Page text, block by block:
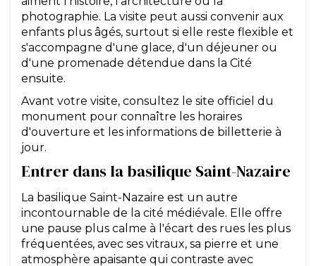
photographie. La visite peut aussi convenir aux
enfants plus âgés, surtout si elle reste flexible et
s'accompagne d'une glace, d'un déjeuner ou
d'une promenade détendue dans la Cité
ensuite.
Avant votre visite, consultez le site officiel du
monument pour connaître les horaires
d'ouverture et les informations de billetterie à
jour.
Entrer dans la basilique Saint-Nazaire
La basilique Saint-Nazaire est un autre
incontournable de la cité médiévale. Elle offre
une pause plus calme à l'écart des rues les plus
fréquentées, avec ses vitraux, sa pierre et une
atmosphère apaisante qui contraste avec